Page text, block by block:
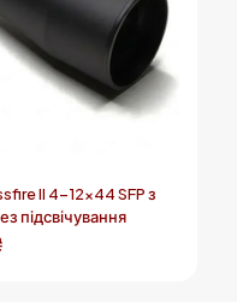
II 4-12×44 SFP з
підсвічування